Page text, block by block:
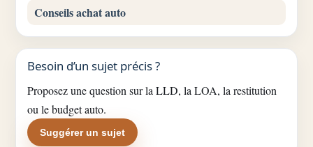
Conseils achat auto
Besoin d’un sujet précis ?
Proposez une question sur la LLD, la LOA, la restitution
ou le budget auto.
Suggérer un sujet